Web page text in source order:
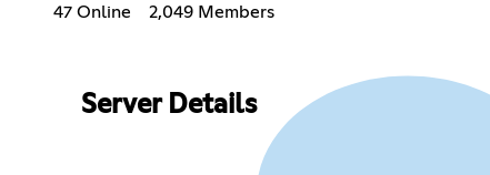
47 Online 2,049 Members
Server Details